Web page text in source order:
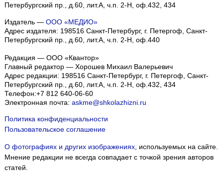
Петербургский пр., д.60, лит.А, ч.п. 2-Н, оф.432, 434
Издатель — ООО «МЕДИО»
Адрес издателя: 198516 Санкт-Петербург, г. Петергоф, Санкт-
Петербургский пр., д.60, лит.А, ч.п. 2-Н, оф.440
Редакция — ООО «Квантор»
Главный редактор — Хорошев Михаил Валерьевич
Адрес редакции: 198516 Санкт-Петербург, г. Петергоф, Санкт-
Петербургский пр., д.60, лит.А, ч.п. 2-Н, оф.432, 434
Телефон:+7 812 640-06-60
Электронная почта: askme@shkolazhizni.ru
Политика конфиденциальности
Пользовательское соглашение
О фотографиях и других изображениях, используемых на сайте.
Мнение редакции не всегда совпадает с точкой зрения авторов
статей.